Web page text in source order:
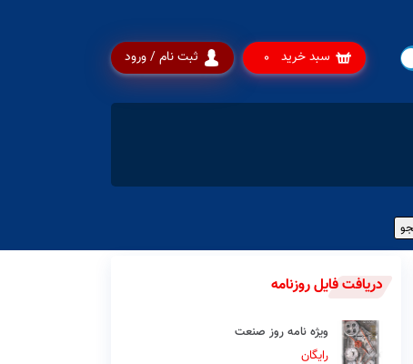
ثبت نام / ورود سبد خرید 0
دریافت فایل روزنامه
ویژه نامه روز صنعت
رایگان